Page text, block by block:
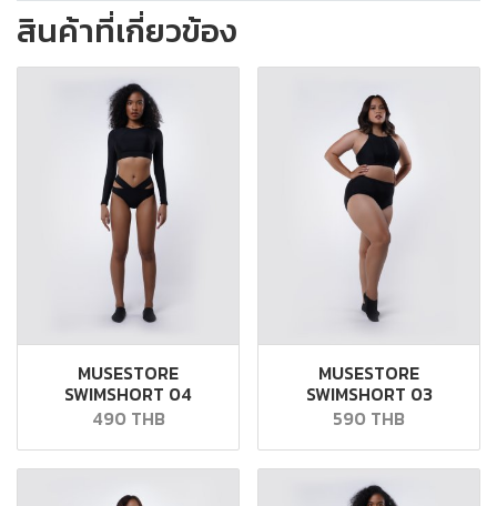
สินค้าที่เกี่ยวข้อง
MUSESTORE
SWIMSHORT 04
490 THB
MUSESTORE
SWIMSHORT 03
590 THB